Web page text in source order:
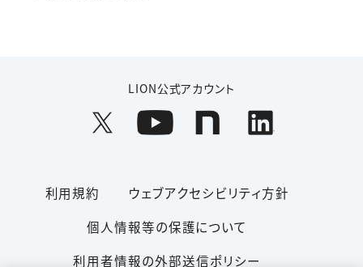
LION公式アカウント
利用規約
ウェブアクセシビリティ方針
個人情報等の保護について
利用者情報の外部送信ポリシー